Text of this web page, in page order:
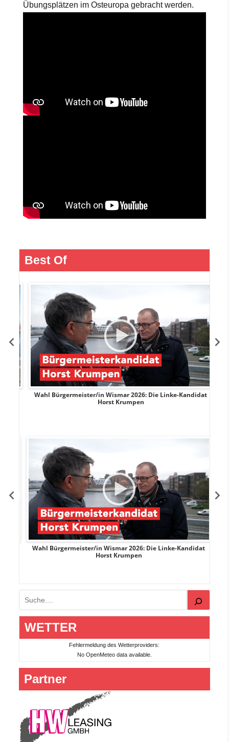
Übungsplätzen im Osteuropa gebracht werden.
Best Of
Wahl Bürgermeister/in Wismar 2026: Die Linke-Kandidat
Horst Krumpen
Wahl Bürgermeister/in Wismar 2026: Die Linke-Kandidat
Horst Krumpen
Suchen
WETTER
Fehlermeldung des Wetterproviders:
No OpenMeteo data available.
Partner